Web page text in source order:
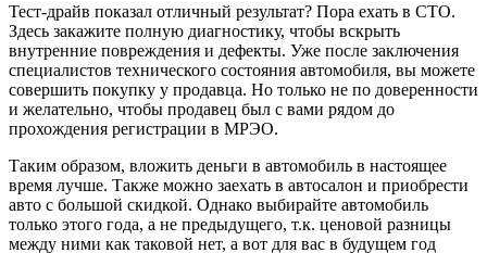
Тест-драйв показал отличный результат? Пора ехать в СТО.
Здесь закажите полную диагностику, чтобы вскрыть
внутренние повреждения и дефекты. Уже после заключения
специалистов технического состояния автомобиля, вы можете
совершить покупку у продавца. Но только не по доверенности
и желательно, чтобы продавец был с вами рядом до
прохождения регистрации в МРЭО.
Таким образом, вложить деньги в автомобиль в настоящее
время лучше. Также можно заехать в автосалон и приобрести
авто с большой скидкой. Однако выбирайте автомобиль
только этого года, а не предыдущего, т.к. ценовой разницы
между ними как таковой нет, а вот для вас в будущем год